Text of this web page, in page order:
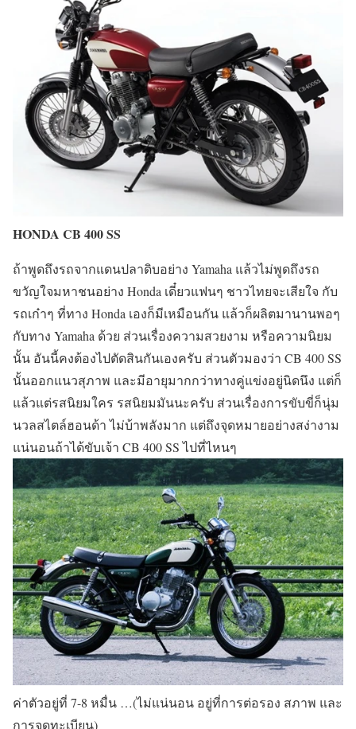
HONDA CB 400 SS
ถ้าพูดถึงรถจากแดนปลาดิบอย่าง Yamaha แล้วไม่พูดถึงรถ
ขวัญใจมหาชนอย่าง Honda เดี๋ยวแฟนๆ ชาวไทยจะเสียใจ กับ
รถเก๋าๆ ที่ทาง Honda เองก็มีเหมือนกัน แล้วก็ผลิตมานานพอๆ
กับทาง Yamaha ด้วย ส่วนเรื่องความสวยงาม หรือความนิยม
นั้น อันนี้คงต้องไปตัดสินกันเองครับ ส่วนตัวมองว่า CB 400 SS
นั้นออกแนวสุภาพ และมีอายุมากกว่าทางคู่แข่งอยู่นิดนึง แต่ก็
แล้วแต่รสนิยมใคร รสนิยมมันนะครับ ส่วนเรื่องการขับขี่ก็นุ่ม
นวลสไตล์ฮอนด้า ไม่บ้าพลังมาก แต่ถึงจุดหมายอย่างสง่างาม
แน่นอนถ้าได้ขับเจ้า CB 400 SS ไปที่ไหนๆ
ค่าตัวอยู่ที่ 7-8 หมื่น …(ไม่แน่นอน อยู่ที่การต่อรอง สภาพ และ
การจดทะเบียน)